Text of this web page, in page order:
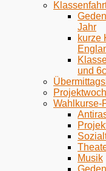
Jahr
kurze
und 6c
Wahlkurse-
Musik